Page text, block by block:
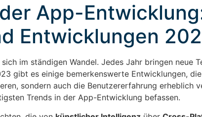
App-
Entwicklungen
im ständigen Wandel. Jedes Jahr bringen neue
gibt es einige bemerkenswerte Entwicklungen,
sondern auch die Benutzererfahrung erheblich
Trends in der App-Entwicklung befassen.